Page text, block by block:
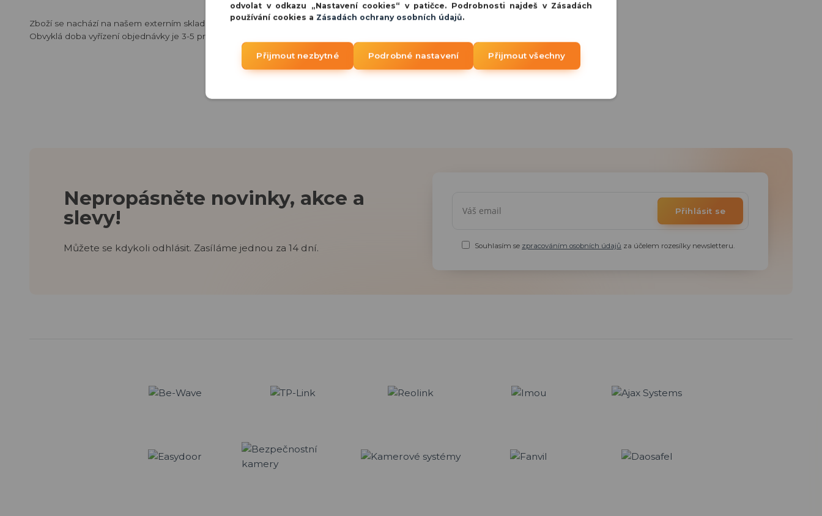
Zboží se nachází na našem externím skladu v Praze.
Obvyklá doba vyřízení objednávky je 3-5 pracovních dnů.
Nepropásněte novinky, akce a
slevy!
Můžete se kdykoli odhlásit. Zasíláme jednou za 14 dní.
Přihlásit se
Souhlasím se zpracováním osobních údajů za účelem rozesílky newsletteru.
odvolat v odkazu „Nastavení cookies“ v patičce. Podrobnosti najdeš v Zásadách
používání cookies a Zásadách ochrany osobních údajů.
Přijmout nezbytné Podrobné nastavení Přijmout všechny